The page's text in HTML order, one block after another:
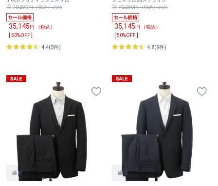
70,290円（税込）の品
35,145円 （税込）
[ 50%OFF ]
4.4(5件)
70,290円（税込）の品
35,145円 （税込）
[ 50%OFF ]
4.8(9件)